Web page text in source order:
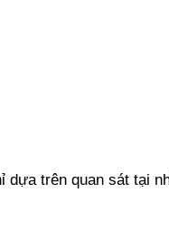
dựa trên quan sát tại